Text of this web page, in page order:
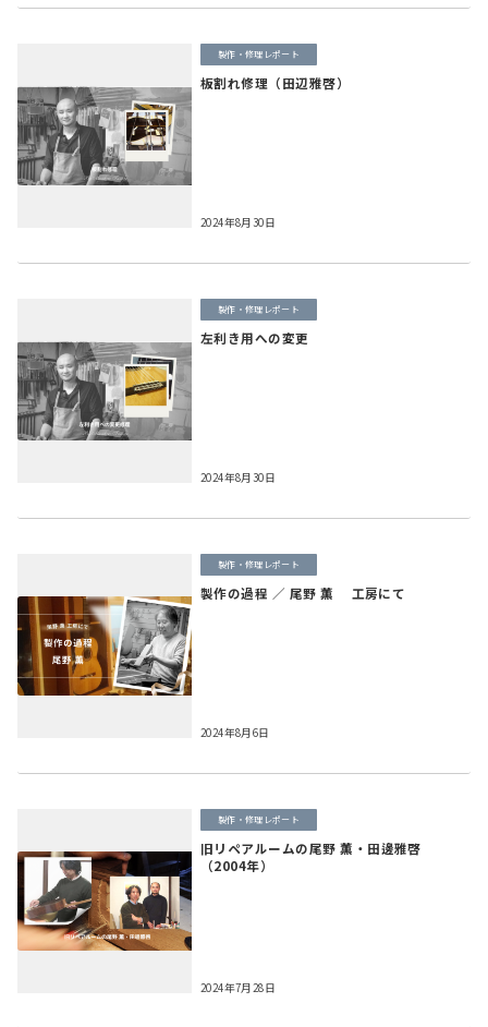
製作・修理レポート
板割れ修理（田辺雅啓）
2024年8月30日
製作・修理レポート
左利き用への変更
2024年8月30日
製作・修理レポート
製作の過程 ／ 尾野 薫 工房にて
2024年8月6日
製作・修理レポート
旧リペアルームの尾野 薫・田邊雅啓
（2004年）
2024年7月28日